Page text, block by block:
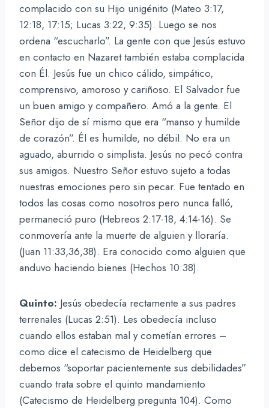
complacido con su Hijo unigénito (Mateo 3:17,
12:18, 17:15; Lucas 3:22, 9:35). Luego se nos
ordena “escucharlo”. La gente con que Jesús estuvo
en contacto en Nazaret también estaba complacida
con Él. Jesús fue un chico cálido, simpático,
comprensivo, amoroso y cariñoso. El Salvador fue
un buen amigo y compañero. Amó a la gente. El
Señor dijo de sí mismo que era “manso y humilde
de corazón”. Él es humilde, no débil. No era un
aguado, aburrido o simplista. Jesús no pecó contra
sus amigos. Nuestro Señor estuvo sujeto a todas
nuestras emociones pero sin pecar. Fue tentado en
todos las cosas como nosotros pero nunca falló,
permaneció puro (Hebreos 2:17-18, 4:14-16). Se
conmovería ante la muerte de alguien y lloraría.
(Juan 11:33,36,38). Era conocido como alguien que
anduvo haciendo bienes (Hechos 10:38).
Quinto: Jesús obedecía rectamente a sus padres
terrenales (Lucas 2:51). Les obedecía incluso
cuando ellos estaban mal y cometían errores –
como dice el catecismo de Heidelberg que
debemos “soportar pacientemente sus debilidades”
cuando trata sobre el quinto mandamiento
(Catecismo de Heidelberg pregunta 104). Como